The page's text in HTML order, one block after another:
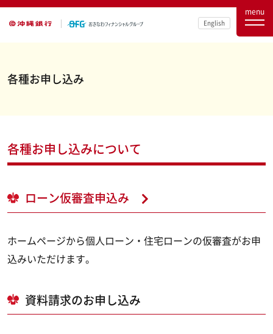
English
menu
各種お申し込み
各種お申し込みについて
ローン仮審査申込み
ホームページから個人ローン・住宅ローンの仮審査がお申
込みいただけます。
資料請求のお申し込み